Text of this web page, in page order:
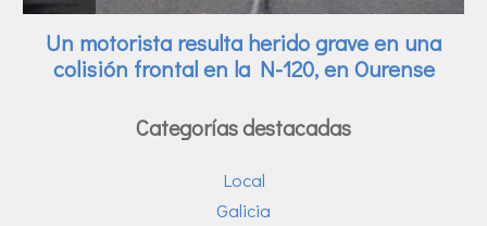
Categorías destacadas
Local
Galicia